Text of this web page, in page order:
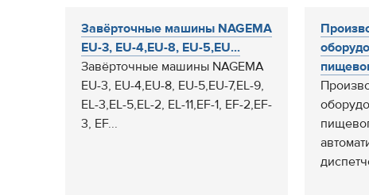
Завёрточные машины NAGEMA
EU-3, EU-4,EU-8, EU-5,EU...
Завёрточные машины NAGEMA
EU-3, EU-4,EU-8, EU-5,EU-7,EL-9,
EL-3,EL-5,EL-2, EL-11,EF-1, EF-2,EF-
3, EF...